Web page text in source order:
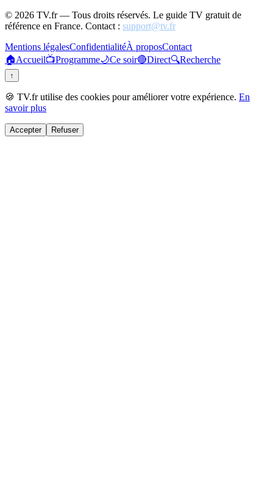
© 2026 TV.fr — Tous droits réservés. Le guide TV gratuit de
référence en France. Contact : support@tv.fr
Mentions légalesConfidentialitéÀ proposContact
🏠Accueil📺Programme🌙Ce soir🔴Direct🔍Recherche
↑
🍪 TV.fr utilise des cookies pour améliorer votre expérience. En
savoir plus
Accepter Refuser